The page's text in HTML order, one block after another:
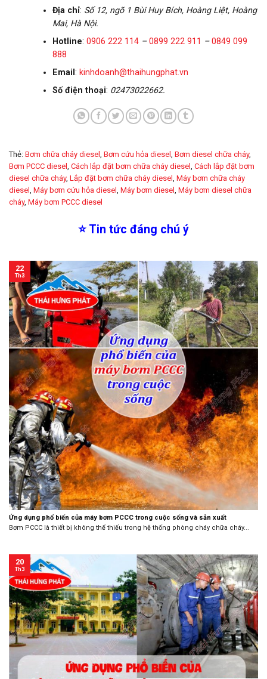
Địa chỉ: Số 12, ngõ 1 Bùi Huy Bích, Hoàng Liệt, Hoàng
Mai, Hà Nội.
Hotline: 0906 222 114–0899 222 911 –0849 099
888
Email : kinhdoanh@thaihungphat.vn
Số điện thoại: 02473022662.
Thẻ: Bơm chữa cháy diesel Bơm cứu hỏa diesel Bơm diesel chữa cháy,
Bơm PCCC diesel Cách lắp đặt bơm chữa cháy diesel Cách lắp đặt bơm
diesel chữa cháy, Lắp đặt bơm chữa cháy diesel Máy bơm chữa cháy
diesel Máy bơm cứu hỏa diesel Máy bơm diesel Máy bơm diesel chữa
cháy, Máy bơm PCCC diesel
⭐ Tin tức đáng chú ý
Ứng dụng phổ biến của máy bơm PCCC trong cuộc sống và sản xuất
Bơm PCCC là thiết bị không thể thiếu trong hệ thống phòng cháy chữa cháy...
22
Th3
20
Th3